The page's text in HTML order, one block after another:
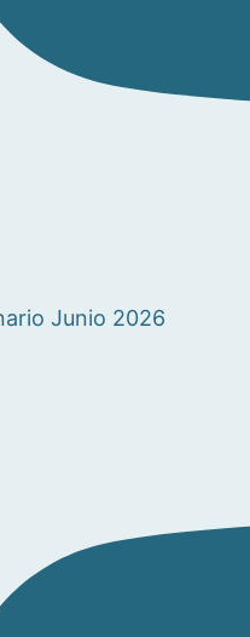
Junio 2026